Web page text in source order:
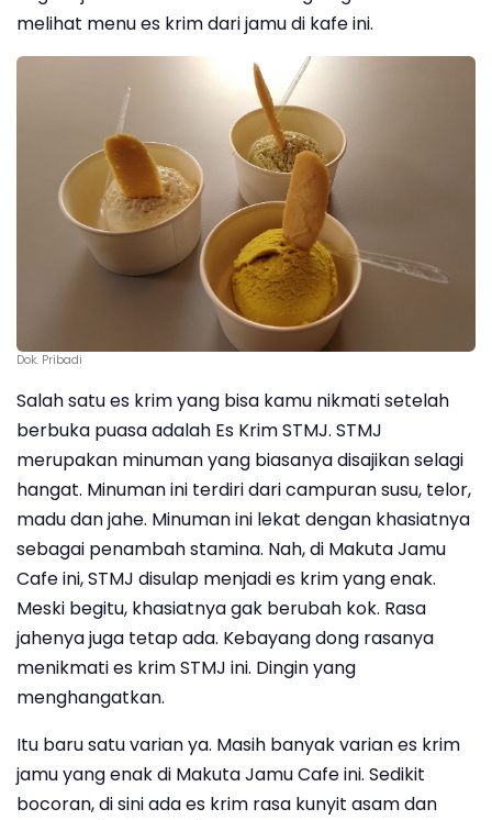
melihat menu es krim dari jamu di kafe ini.
Dok. Pribadi
Salah satu es krim yang bisa kamu nikmati setelah
berbuka puasa adalah Es Krim STMJ. STMJ
merupakan minuman yang biasanya disajikan selagi
hangat. Minuman ini terdiri dari campuran susu, telor,
madu dan jahe. Minuman ini lekat dengan khasiatnya
sebagai penambah stamina. Nah, di Makuta Jamu
Cafe ini, STMJ disulap menjadi es krim yang enak.
Meski begitu, khasiatnya gak berubah kok. Rasa
jahenya juga tetap ada. Kebayang dong rasanya
menikmati es krim STMJ ini. Dingin yang
menghangatkan.
Itu baru satu varian ya. Masih banyak varian es krim
jamu yang enak di Makuta Jamu Cafe ini. Sedikit
bocoran, di sini ada es krim rasa kunyit asam dan